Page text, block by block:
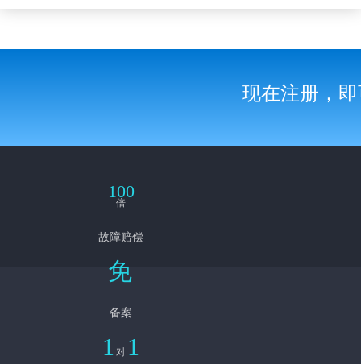
现在注册，
100
倍
故障赔偿
免
备案
1 对 1